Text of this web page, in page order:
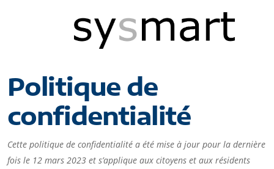
Politique de
confidentialité
Cette politique de confidentialité a été mise à jour pour la dernière
fois le 12 mars 2023 et s’applique aux citoyens et aux résidents
Automatisation KNX
Salles de réunion